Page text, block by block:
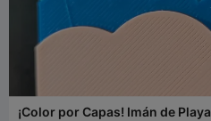
¡Color por Capas! Imán de Playa